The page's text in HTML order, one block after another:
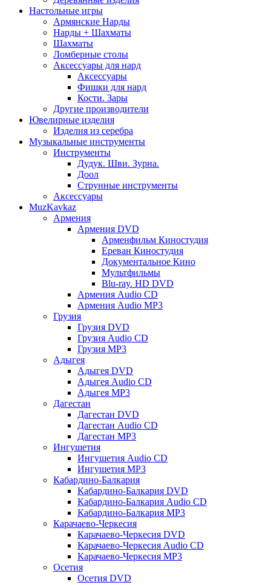
Настольные игры
Армянские Нарды
Нарды + Шахматы
Шахматы
Ломберные столы
Аксессуары для нард
Аксессуары
Фишки для нард
Кости. Зары
Другие производители
Ювелирные изделия
Изделия из серебра
Музыкальные инструменты
Инструменты
Дудук. Шви. Зурна.
Доол
Струнные инструменты
Аксессуары
MuzKavkaz
Армения
Армения DVD
Арменфильм Киностудия
Ереван Киностудия
Документальное Кино
Мультфильмы
Blu-ray. HD DVD
Армения Audio CD
Армения Audio MP3
Грузия
Грузия DVD
Грузия Audio CD
Грузия MP3
Адыгея
Адыгея DVD
Адыгея Audio CD
Адыгея MP3
Дагестан
Дагестан DVD
Дагестан Audio CD
Дагестан MP3
Ингушетия
Ингушетия Audio CD
Ингушетия MP3
Кабардино-Балкария
Кабардино-Балкария DVD
Кабардино-Балкария Audio CD
Кабардино-Балкария MP3
Карачаево-Черкесия
Карачаево-Черкесия DVD
Карачаево-Черкесия Audio CD
Карачаево-Черкесия MP3
Осетия
Осетия DVD